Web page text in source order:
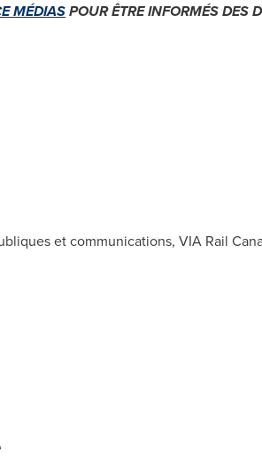
MÉDIASPOUR ÊTRE INFORMÉS DES
et communications, VIA Rail